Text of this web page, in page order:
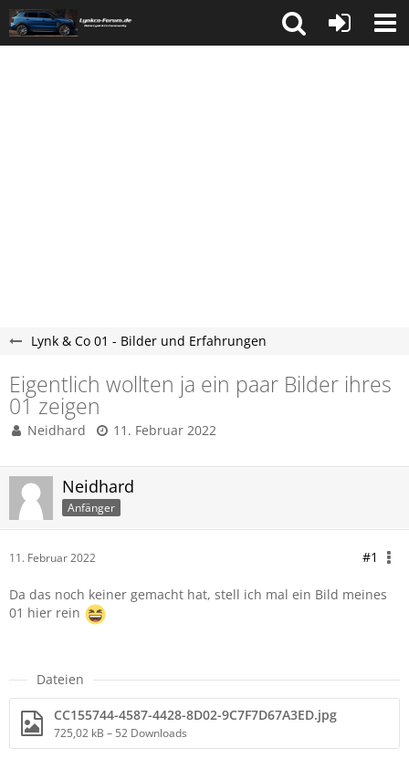
Lynk & Co 01 - Bilder und Erfahrungen
Eigentlich wollten ja ein paar Bilder ihres
01 zeigen
Neidhard 11. Februar 2022
Neidhard
Anfänger
11. Februar 2022 #1
Da das noch keiner gemacht hat, stell ich mal ein Bild meines
01 hier rein
Dateien
CC155744-4587-4428-8D02-9C7F7D67A3ED.jpg
725,02 kB – 52 Downloads